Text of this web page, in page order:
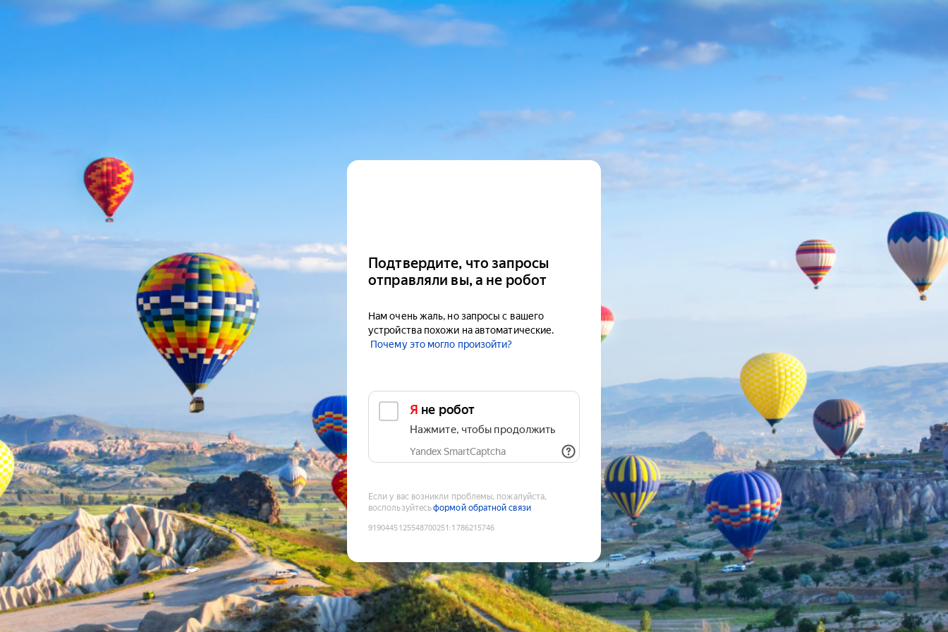
Подтвердите, что запросы
отправляли вы, а не робот
Нам очень жаль, но запросы с вашего
устройства похожи на автоматические.
Почему это могло произойти?
Я не робот
Нажмите, чтобы продолжить
Yandex SmartCaptcha
Если у вас возникли проблемы, пожалуйста,
воспользуйтесьформой обратной связи
9190445125548700251 :1786215746